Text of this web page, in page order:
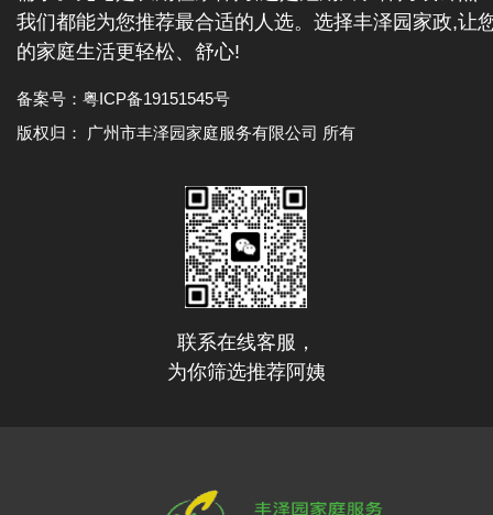
我们都能为您推荐最合适的人选。选择丰泽园家政,让
的家庭生活更轻松、舒心!
备案号： 粤ICP备19151545号
版权归： 广州市丰泽园家庭服务有限公司 所有
联系在线客服，
为你筛选推荐阿姨